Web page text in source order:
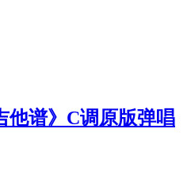
他谱》C调原版弹唱